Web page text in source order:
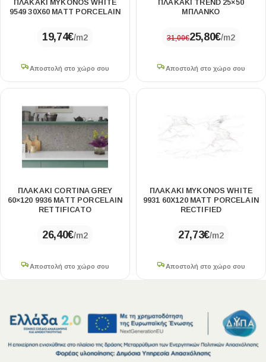
ΠΛΑΚΑΚΙ MYKONOS WHITE
9549 30X60 MATT PORCELAIN
19,74€/m2
Αποστολή στο χώρο σου
ΠΛΑΚΑΚΙ TREND 25×50
ΜΠΛΑΝΚΟ
31,00€25,80€/m2
Αποστολή στο χώρο σου
ΠΛΑΚΆΚΙ CORTINA GREY
60×120 9936 MATT PORCELAIN
RETTIFICATO
26,40€/m2
Αποστολή στο χώρο σου
ΠΛΑΚΑΚΙ MYKONOS WHITE
9931 60X120 MATT PORCELAIN
RECTIFΙED
27,73€/m2
Αποστολή στο χώρο σου